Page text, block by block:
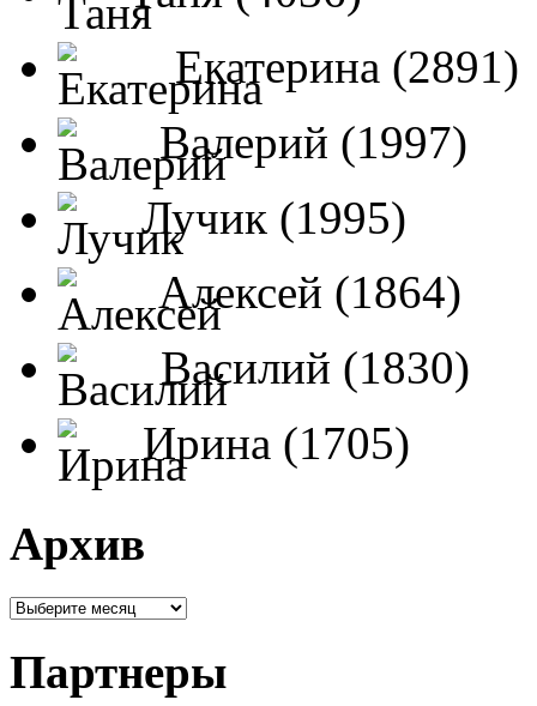
Екатерина (2891)
Валерий (1997)
Лучик (1995)
Алексей (1864)
Василий (1830)
Ирина (1705)
Архив
Партнеры